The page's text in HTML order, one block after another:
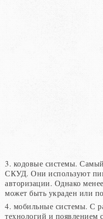
3. кодовые системы.
СКУД. Они используют
авторизации. Однако
может быть украден или
4. мобильные системы. С
технологий и появлением